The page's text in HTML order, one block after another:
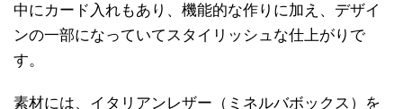
中にカード入れもあり、機能的な作りに加え、デザイ
ンの一部になっていてスタイリッシュな仕上がりで
す。
素材には、イタリアンレザー（ミネルバボックス）を